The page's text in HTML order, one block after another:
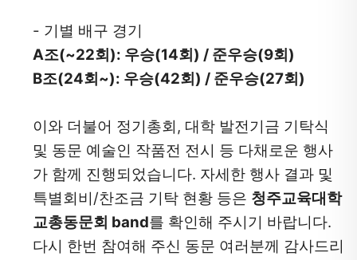
- 기별 배구 경기
A조(~22회): 우승(14회) / 준우승(9회)
B조(24회~): 우승(42회) / 준우승(27회)
이와 더불어 정기총회, 대학 발전기금 기탁식
및 동문 예술인 작품전 전시 등 다채로운 행사
가 함께 진행되었습니다. 자세한 행사 결과 및
특별회비/찬조금 기탁 현황 등은 청주교육대학
교총동문회 band를 확인해 주시기 바랍니다.
다시 한번 참여해 주신 동문 여러분께 감사드리